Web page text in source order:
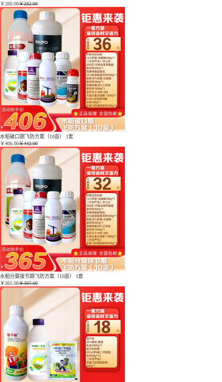
￥260.00￥282.00
水稻破口期飞防方案（10亩） 1套
￥406.00￥442.00
水稻分蘖拔节期飞防方案（10亩） 1套
￥365.00￥397.00